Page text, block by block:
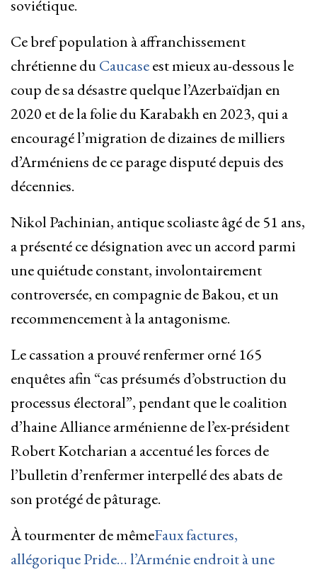
soviétique.
Ce bref population à affranchissement
chrétienne duCaucaseest mieux au-dessous le
coup de sa désastre quelque l’Azerbaïdjan en
2020 et de la folie du Karabakh en 2023, qui a
encouragé l’migration de dizaines de milliers
d’Arméniens de ce parage disputé depuis des
décennies.
Nikol Pachinian, antique scoliaste âgé de 51 ans,
a présenté ce désignation avec un accord parmi
une quiétude constant, involontairement
controversée, en compagnie de Bakou, et un
recommencement à la antagonisme.
Le cassation a prouvé renfermer orné 165
enquêtes afin “cas présumés d’obstruction du
processus électoral”, pendant que le coalition
d’haine Alliance arménienne de l’ex-président
Robert Kotcharian a accentué les forces de
l’bulletin d’renfermer interpellé des abats de
son protégé de pâturage.
À tourmenter de mêmeFaux factures,
allégorique Pride… l’Arménie endroit à une